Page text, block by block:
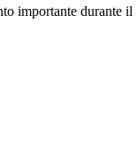
importante durante il